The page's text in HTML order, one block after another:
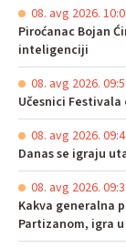
08. avg 2026.
Piroćanac Bojan
inteligenciji
08. avg 2026.
Učesnici
08. avg 2026.
Danas se igraju
08. avg 2026.
Kakva generalna
Partizanom, igra